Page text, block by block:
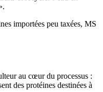
importées peu taxées, MS
au cœur du processus :
des protéines destinées à